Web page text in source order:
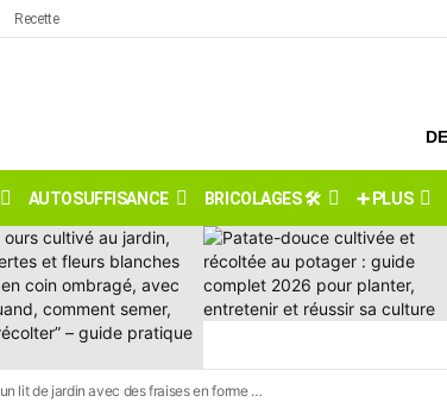
Recette
AUTOSUFFISANCE BRICOLAGES 🛠️ ➕ PLUS
un lit de jardin avec des fraises en forme de pyramide